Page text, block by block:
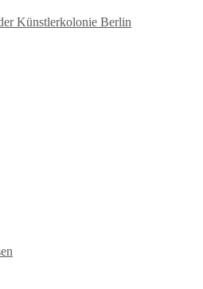
Künstlerkolonie Berlin